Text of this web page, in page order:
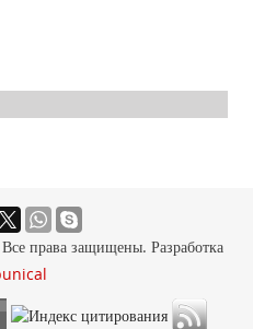
права защищены. Разработка